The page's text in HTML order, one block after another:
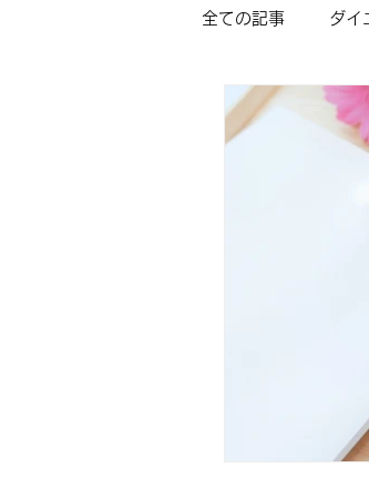
全ての記事 ダイ
インナーチャ
カウンセリン
占いいらずの未
フラクタル心理